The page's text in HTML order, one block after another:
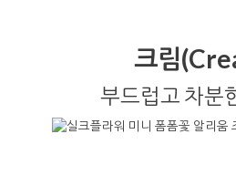
크림
부드럽고 차분